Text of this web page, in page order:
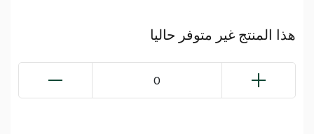
هذا المنتج غير متوفر حاليا
0